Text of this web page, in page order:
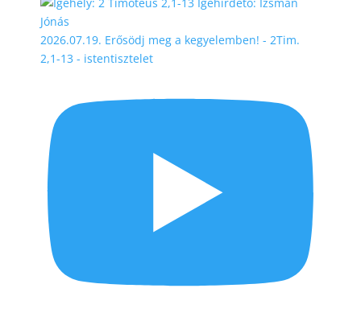
2026.07.19. Erősödj meg a kegyelemben! - 2Tim.
2,1-13 - istentisztelet